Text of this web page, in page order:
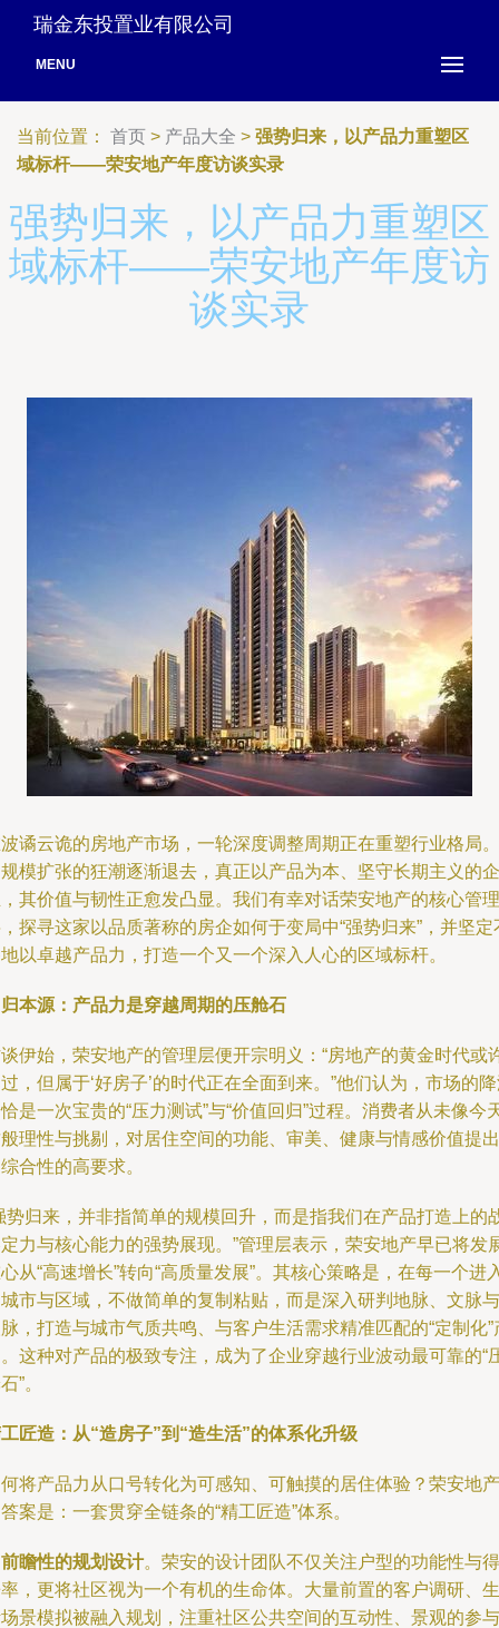
瑞金东投置业有限公司
MENU
当前位置： 首页 > 产品大全 > 强势归来，以产品力重塑区
域标杆——荣安地产年度访谈实录
强势归来，以产品力重塑区
域标杆——荣安地产年度访
谈实录
谲云诡的房地产市场，一轮深度调整周期正在重塑行业格局。
模扩张的狂潮逐渐退去，真正以产品为本、坚守长期主义的企
其价值与韧性正愈发凸显。我们有幸对话荣安地产的核心管理
探寻这家以品质著称的房企如何于变局中“强势归来”，并坚定
以卓越产品力，打造一个又一个深入人心的区域标杆。
本源：产品力是穿越周期的压舱石
伊始，荣安地产的管理层便开宗明义：“房地产的黄金时代或
，但属于‘好房子’的时代正在全面到来。”他们认为，市场的
是一次宝贵的“压力测试”与“价值回归”过程。消费者从未像今
理性与挑剔，对居住空间的功能、审美、健康与情感价值提出
合性的高要求。
势归来，并非指简单的规模回升，而是指我们在产品打造上的
力与核心能力的强势展现。”管理层表示，荣安地产早已将发
从“高速增长”转向“高质量发展”。其核心策略是，在每一个进
市与区域，不做简单的复制粘贴，而是深入研判地脉、文脉与
，打造与城市气质共鸣、与客户生活需求精准匹配的“定制化”
这种对产品的极致专注，成为了企业穿越行业波动最可靠的“
”。
匠造：从“造房子”到“造生活”的体系化升级
将产品力从口号转化为可感知、可触摸的居住体验？荣安地产
案是：一套贯穿全链条的“精工匠造”体系。
前瞻性的规划设计。荣安的设计团队不仅关注户型的功能性与得
，更将社区视为一个有机的生命体。大量前置的客户调研、生
景模拟被融入规划，注重社区公共空间的互动性、景观的参与